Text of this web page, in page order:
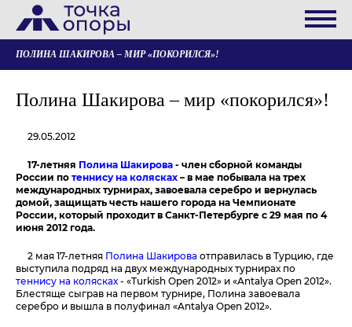
ПОЛИНА ШАКИРОВА – МИР «ПОКОРИЛСЯ»!
Полина Шакирова – мир «покорился»!
29.05.2012
17-летняя Полина Шакирова- член сборной команды
России потеннису на колясках– в мае побывала на трех
международных турнирах, завоевала серебро и вернулась
домой, защищать честь нашего города на Чемпионате
России, который проходит в Санкт-Петербурге с 29 мая по 4
июня 2012 года.
2 мая 17-летняя Полина Шакироваотправилась в Турцию, где
выступила подряд на двух международных турнирах по
теннису на колясках- «Turkish Open 2012» и «Antalya Open 2012».
Блестяще сыграв на первом турнире, Полина завоевала
серебро и вышла в полуфинал «Antalya Open 2012».